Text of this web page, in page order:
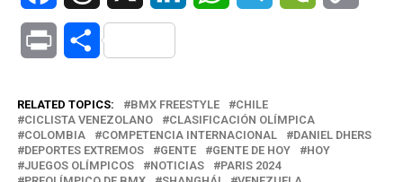
Print Compartir
RELATED TOPICS: BMX FREESTYLE
CHILE
CICLISTA VENEZOLANO
CLASIFICACIÓN OLÍMPICA
COLOMBIA
COMPETENCIA INTERNACIONAL
DANIEL DHERS
DEPORTES EXTREMOS
GENTE GENTE DE HOY
HOY
JUEGOS OLÍMPICOS
NOTICIAS
PARIS 2024